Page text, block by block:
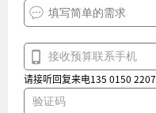
请接听回复来电135 0150 2207